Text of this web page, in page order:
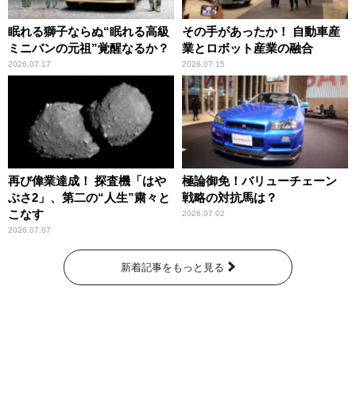
眠れる獅子ならぬ“眠れる高級
ミニバンの元祖”覚醒なるか？
2026.07.17
その手があったか！ 自動車産
業とロボット産業の融合
2026.07.15
再び偉業達成！ 探査機「はや
ぶさ2」、第二の“人生”粛々と
こなす
2026.07.07
極論御免！バリューチェーン
戦略の対抗馬は？
2026.07.02
新着記事をもっと見る